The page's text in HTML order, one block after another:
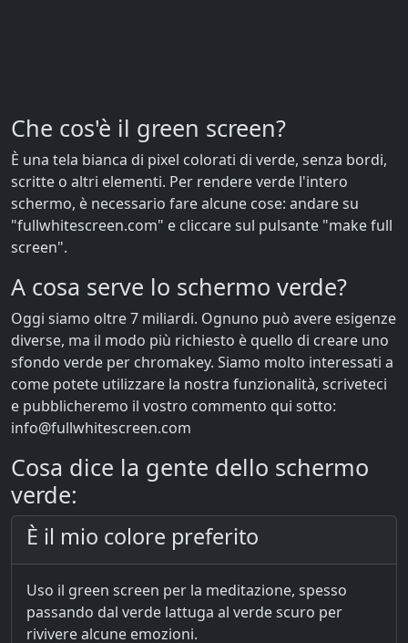
Che cos'è il green screen?
È una tela bianca di pixel colorati di verde, senza bordi,
scritte o altri elementi. Per rendere verde l'intero
schermo, è necessario fare alcune cose: andare su
"fullwhitescreen.com" e cliccare sul pulsante "make full
screen".
A cosa serve lo schermo verde?
Oggi siamo oltre 7 miliardi. Ognuno può avere esigenze
diverse, ma il modo più richiesto è quello di creare uno
sfondo verde per chromakey. Siamo molto interessati a
come potete utilizzare la nostra funzionalità, scriveteci
e pubblicheremo il vostro commento qui sotto:
info@fullwhitescreen.com
Cosa dice la gente dello schermo
verde:
È il mio colore preferito
Uso il green screen per la meditazione, spesso
passando dal verde lattuga al verde scuro per
rivivere alcune emozioni.